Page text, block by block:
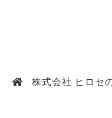
株式会社 ヒロセ